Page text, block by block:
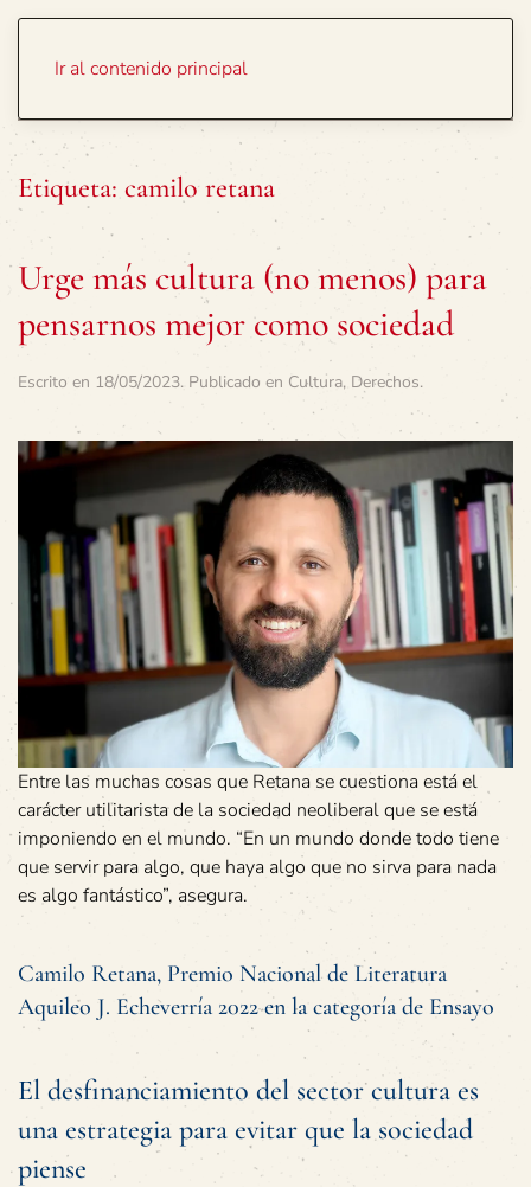
Ir al contenido principal
Etiqueta: camilo retana
Urge más cultura (no menos) para
pensarnos mejor como sociedad
Escrito en 18/05/2023. Publicado en Cultura, Derechos.
Entre las muchas cosas que Retana se cuestiona está el
carácter utilitarista de la sociedad neoliberal que se está
imponiendo en el mundo. “En un mundo donde todo tiene
que servir para algo, que haya algo que no sirva para nada
es algo fantástico”, asegura.
Camilo Retana, Premio Nacional de Literatura
Aquileo J. Echeverría 2022 en la categoría de Ensayo
El desfinanciamiento del sector cultura es
una estrategia para evitar que la sociedad
piense